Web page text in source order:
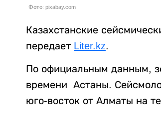
Фото: pixabay.com
Казахстанские
передает Liter.kz.
По официальным данным,
времени Астаны.
юго-восток от Алматы на